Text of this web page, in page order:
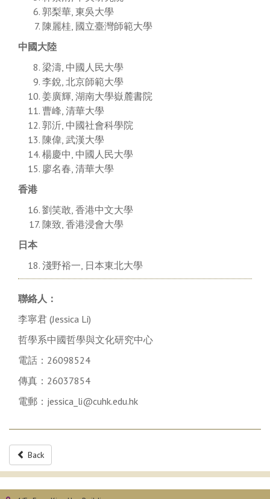
郭梨華, 東吳大學
陳麗桂, 國立臺灣師範大學
中國大陸
梁濤, 中國人民大學
李銳, 北京師範大學
姜廣輝, 湖南大學嶽麓書院
曹峰, 清華大學
郭沂, 中國社會科學院
陳偉, 武漢大學
楊慶中, 中國人民大學
廖名春, 清華大學
香港
劉笑敢, 香港中文大學
陳致, 香港浸會大學
日本
淺野裕一, 日本東北大學
聯絡人：
李寧君 (Jessica Li)
哲學系中國哲學與文化研究中心
電話：26098524
傳真：26037854
電郵：jessica_li@cuhk.edu.hk
Back